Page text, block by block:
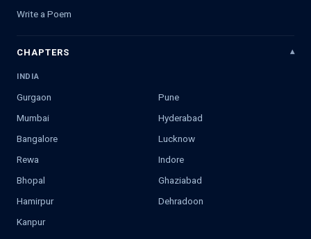
Write a Poem
CHAPTERS
INDIA
Gurgaon
Pune
Mumbai
Hyderabad
Bangalore
Lucknow
Rewa
Indore
Bhopal
Ghaziabad
Hamirpur
Dehradoon
Kanpur